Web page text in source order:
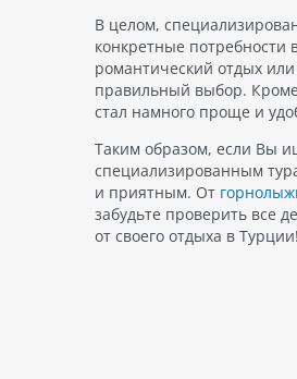
В целом,
конкретные
романтический отдых
правильный выбор.
стал намного проще и
Таким образом, если Вы
специализированным
и приятным. От
забудьте проверить все
от своего отдыха в Турции!